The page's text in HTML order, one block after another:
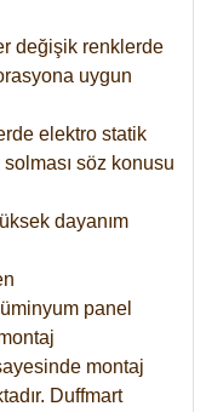
değişik renklerde
uygun
elektro statik
söz konusu
dayanım
panel
montaj
Duffmart